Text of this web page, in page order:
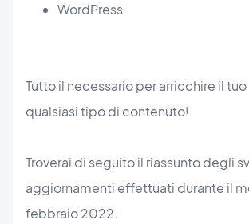
WordPress
Tutto il necessario per arricchire il
qualsiasi tipo di contenuto!
Troverai di seguito il riassunto degli
aggiornamenti effettuati durante il
febbraio 2022.